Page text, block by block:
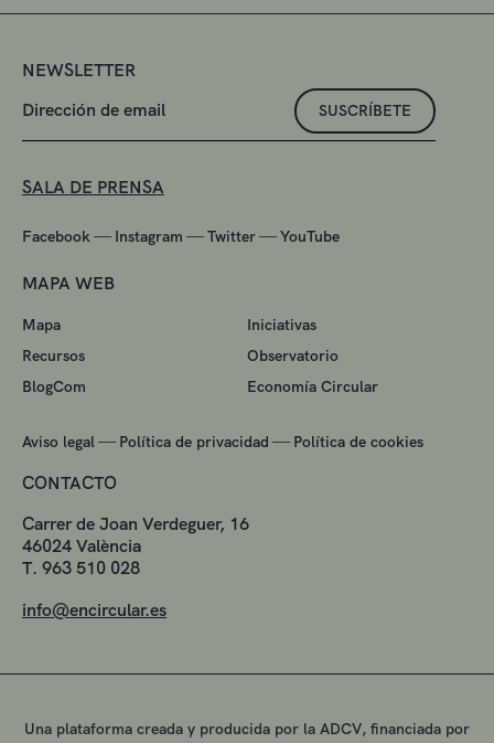
NEWSLETTER
SUSCRÍBETE
SALA DE PRENSA
Facebook — Instagram —Twitter—YouTube
MAPA WEB
Mapa
Iniciativas
Recursos
Observatorio
BlogCom
Economía Circular
Aviso legal — Política de privacidad — Política de cookies
CONTACTO
Carrer de Joan Verdeguer, 16
46024 València
T. 963 510 028
info@encircular.es
Una plataforma creada y producida por la ADCV, financiada por